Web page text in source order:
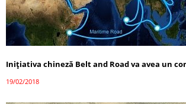
Inițiativa chineză Belt and Road va avea un
19/02/2018